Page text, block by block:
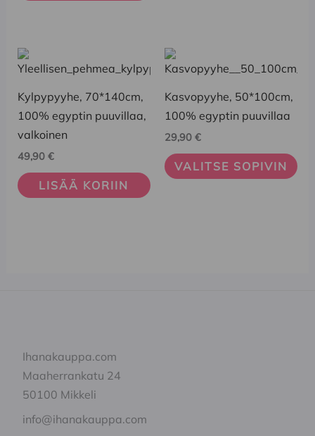
Kylpypyyhe, 70*140cm,
100% egyptin puuvillaa,
valkoinen
49,90 €
LISÄÄ KORIIN
Kasvopyyhe, 50*100cm,
100% egyptin puuvillaa
29,90 €
VALITSE SOPIVIN
Tällä
tuotteella
on
useampi
muunnelma.
Voit
tehdä
Ihanakauppa.com
Maaherrankatu 24
50100 Mikkeli
info@ihanakauppa.com